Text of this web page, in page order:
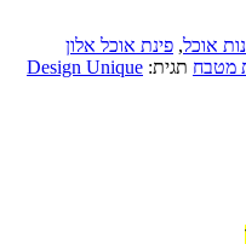
אוכל, פינת אוכל אלון
מטבח תגית: Design Unique